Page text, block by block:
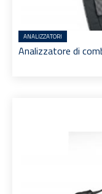
ANALIZZATORI
Analizzatore di